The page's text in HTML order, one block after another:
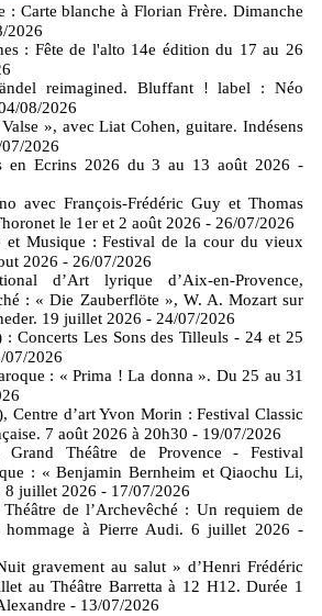
: Carte blanche à Florian Frère. Dimanche
2026
: Fête de l'alto 14e édition du 17 au 26
reimagined. Bluffant ! label : Néo
08/2026
», avec Liat Cohen, guitare. Indésens
2026
en Ecrins 2026 du 3 au 13 août 2026 -
avec François-Frédéric Guy et Thomas
le 1er et 2 août 2026 - 26/07/2026
et Musique : Festival de la cour du vieux
2026 - 26/07/2026
d’Art lyrique d’Aix-en-Provence,
: « Die Zauberflöte », W. A. Mozart sur
19 juillet 2026 - 24/07/2026
: Concerts Les Sons des Tilleuls - 24 et 25
07/2026
: « Prima ! La donna ». Du 25 au 31
Centre d’art Yvon Morin : Festival Classic
7 août 2026 à 20h30 - 19/07/2026
Grand Théâtre de Provence - Festival
: « Benjamin Bernheim et Qiaochu Li,
8 juillet 2026 - 17/07/2026
de l’Archevêché : Un requiem de
à Pierre Audi. 6 juillet 2026 -
gravement au salut » d’Henri Frédéric
au Théâtre Barretta à 12 H12. Durée 1
- 13/07/2026